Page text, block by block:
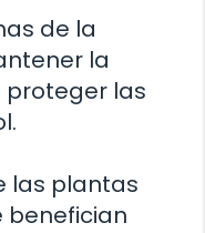
de la
la
proteger las
las plantas
benefician